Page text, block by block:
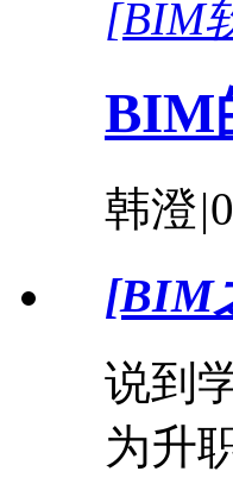
[BIM
BIM
韩澄|
[BIM
说到
为升